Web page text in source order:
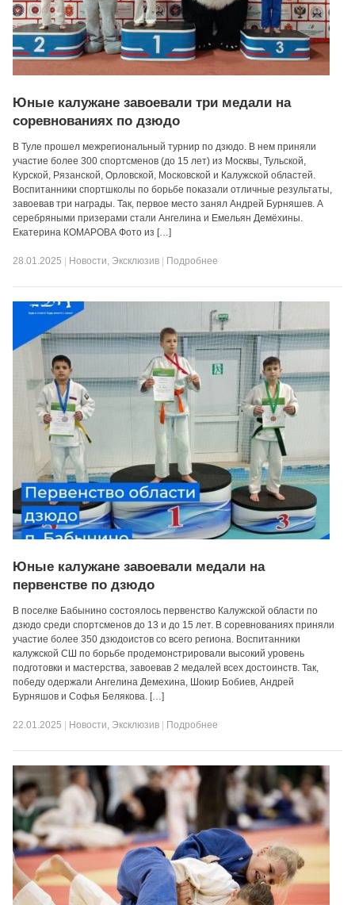
Юные калужане завоевали три медали на
соревнованиях по дзюдо
В Туле прошел межрегиональный турнир по дзюдо. В нем приняли
участие более 300 спортсменов (до 15 лет) из Москвы, Тульской,
Курской, Рязанской, Орловской, Московской и Калужской областей.
Воспитанники спортшколы по борьбе показали отличные результаты,
завоевав три награды. Так, первое место занял Андрей Бурняшев. А
серебряными призерами стали Ангелина и Емельян Демёхины.
Екатерина КОМАРОВА Фото из […]
28.01.2025 Новости, Эксклюзив Подробнее
Юные калужане завоевали медали на
первенстве по дзюдо
В поселке Бабынино состоялось первенство Калужской области по
дзюдо среди спортсменов до 13 и до 15 лет. В соревнованиях приняли
участие более 350 дзюдоистов со всего региона. Воспитанники
калужской СШ по борьбе продемонстрировали высокий уровень
подготовки и мастерства, завоевав 2 медалей всех достоинств. Так,
победу одержали Ангелина Демехина, Шокир Бобиев, Андрей
Бурняшов и Софья Белякова. […]
22.01.2025 Новости, Эксклюзив Подробнее